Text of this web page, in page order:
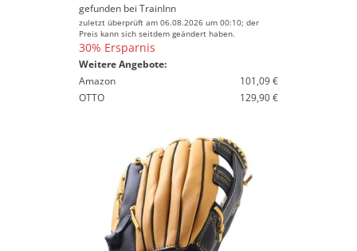
gefunden bei TrainInn
zuletzt überprüft am 06.08.2026 um 00:10; der
Preis kann sich seitdem geändert haben.
30% Ersparnis
Weitere Angebote:
Amazon
101,09 €
OTTO
129,90 €